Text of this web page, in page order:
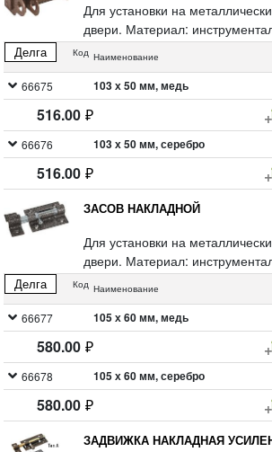
Для установки на
двери. Материал:
Упаковка: полиэтиленовый
Код
Делга Наименование
66675 103 х 50 мм, медь
516.00
66676 103 х 50 мм, серебро
516.00
ЗАСОВ НАКЛАДНОЙ
Для установки на
двери. Материал:
Упаковка: полиэтиленовый
Код
Делга Наименование
66677 105 х 60 мм, медь
580.00
66678 105 х 60 мм, серебро
580.00
ЗАДВИЖКА НАКЛАДНАЯ